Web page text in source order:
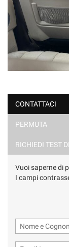
CONTATTACI
PERMUTA
RICHIEDI TEST
Vuoi saperne di
I campi